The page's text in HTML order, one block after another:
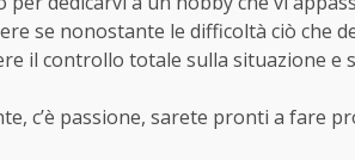
se nonostante le difficoltà ciò che
il controllo totale sulla situazione e
c’è passione, sarete pronti a fare